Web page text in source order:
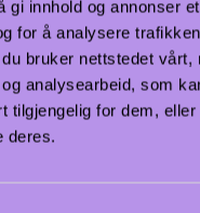
innhold og annonser
for å analysere
bruker nettstedet vårt,
analysearbeid, som
tilgjengelig for dem,
deres.